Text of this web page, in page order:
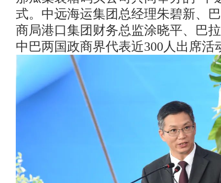
式。中远海运集团总经理朱碧新、
商局港口集团财务总监涂晓平、巴
中巴两国政商界代表近300人出席活